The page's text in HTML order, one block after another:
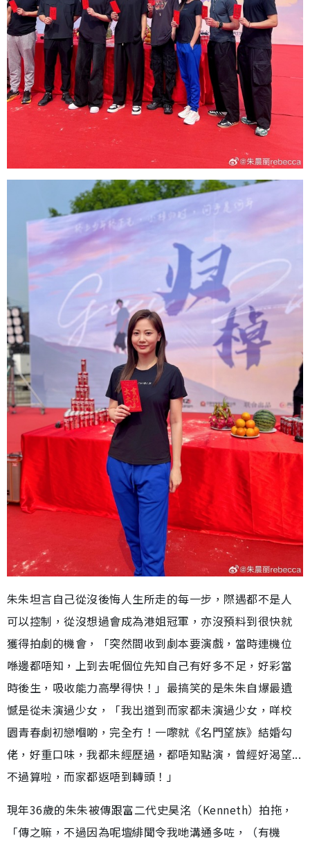
朱朱坦言自己從沒後悔人生所走的每一步，際遇都不是人
可以控制，從沒想過會成為港姐冠軍，亦沒預料到很快就
獲得拍劇的機會，「突然間收到劇本要演戲，當時連機位
喺邊都唔知，上到去呢個位先知自己有好多不足，好彩當
時後生，吸收能力高學得快！」最搞笑的是朱朱自爆最遺
憾是從未演過少女，「我出道到而家都未演過少女，咩校
園青春劇初戀嗰啲，完全冇！一嚟就《名門望族》結婚勾
佬，好重口味，我都未經歷過，都唔知點演，曾經好渴望...
不過算啦，而家都返唔到轉頭！」
現年36歲的朱朱被傳跟富二代史昊洺（Kenneth）拍拖，
「傳之嘛，不過因為呢壇緋聞令我哋溝通多咗，（有機